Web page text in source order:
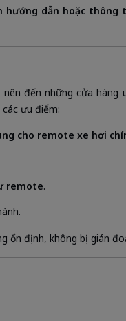
hướng dẫn hoặc
nên đến những cửa hàng
các ưu điểm:
cho remote xe hơi
remote.
ổn định, không bị gián